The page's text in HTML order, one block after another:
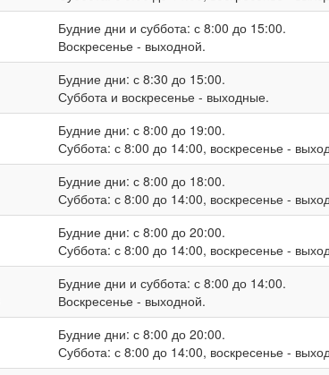
Будние дни и суббота: с 8:00 до 15:00.
Воскресенье - выходной.
Будние дни: с 8:30 до 15:00.
Суббота и воскресенье - выходные.
Будние дни: с 8:00 до 19:00.
Суббота: с 8:00 до 14:00, воскресенье -
Будние дни: с 8:00 до 18:00.
Суббота: с 8:00 до 14:00, воскресенье -
Будние дни: с 8:00 до 20:00.
Суббота: с 8:00 до 14:00, воскресенье -
Будние дни и суббота: с 8:00 до 14:00.
Воскресенье - выходной.
Будние дни: с 8:00 до 20:00.
Суббота: с 8:00 до 14:00, воскресенье -